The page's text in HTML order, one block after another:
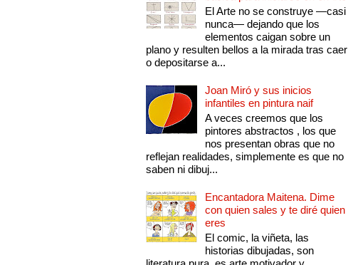
El Arte no se construye —casi
nunca— dejando que los
elementos caigan sobre un
plano y resulten bellos a la mirada tras caer
o depositarse a...
Joan Miró y sus inicios
infantiles en pintura naif
A veces creemos que los
pintores abstractos , los que
nos presentan obras que no
reflejan realidades, simplemente es que no
saben ni dibuj...
Encantadora Maitena. Dime
con quien sales y te diré quien
eres
El comic, la viñeta, las
historias dibujadas, son